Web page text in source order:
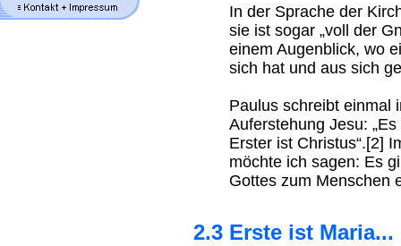
In der Sprache der
sie ist sogar „voll der
einem Augenblick, wo
sich hat und aus sich
Paulus schreibt einmal
Auferstehung Jesu:
Erster ist Christus“.[2]
möchte ich sagen: Es
Gottes zum Menschen
2.3 Erste ist Maria...